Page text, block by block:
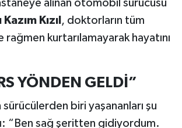
alınan otomobil sürücüsü
Kızıl , doktorların tüm
rağmen kurtarılamayarak hayatını
YÖNDEN GELDİ”
sürücülerden biri yaşananları şu
“Ben sağ şeritten gidiyordum.